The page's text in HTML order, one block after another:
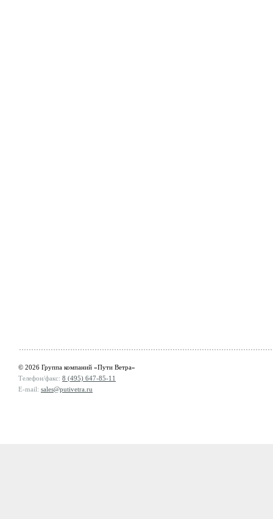
© 2026 Группа компаний «Пути Ветра»
Телефон/факс: 8 (495) 647-85-11
E-mail: sales@putivetra.ru